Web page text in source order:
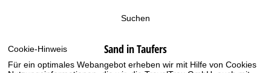
Cookie-Hinweis
Für ein optimales Webangebot erheben wir mit Hilfe von Cookies
Suchen
Sand in Taufers